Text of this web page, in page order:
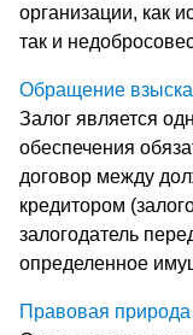
организации, как
так и
Обращение
Залог является
обеспечения
договор между
кредитором
залогодатель
определенное
Правовая природа